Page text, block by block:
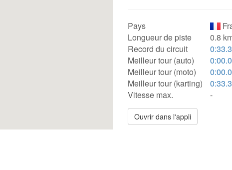
Pays
Longueur de piste
0.8
Record du circuit
Meilleur tour (auto)
Meilleur tour (moto)
Meilleur tour (karting)
Vitesse max.
-
Ouvrir dans l'appli